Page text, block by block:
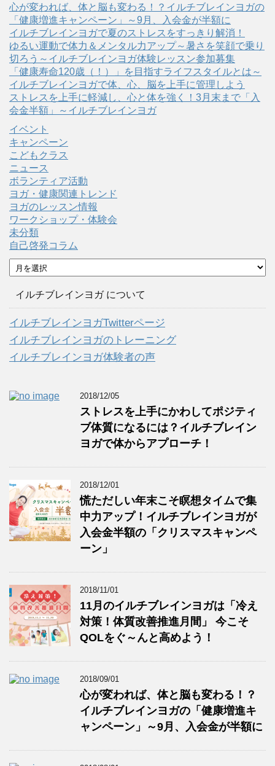
心が変われば、体と脳も変わる！？イルチブレインヨガの
「健康増進キャンペーン」～9月、入会金が半額に
イルチブレインヨガで夏のストレスをすっきり解消！
ゆるい運動で体力＆メンタル力アップ～暑さを笑顔で乗り
切ろう～イルチブレインヨガ体験レッスン参加募集
「健康寿命120歳（！）」を目指すライフスタイルとは～
イルチブレインヨガで体、心、脳を上手に管理しよう
ストレスを上手に軽減し、心と体を強く！3月末まで「入
会金半額」～イルチブレインヨガ
イベント
キャンペーン
こどもクラス
ニュース
ボランティア活動
ヨガ・健康関連トレンド
ヨガのレッスン情報
ワークショップ・体験会
未分類
自己啓発コラム
ア
ー
イルチブレインヨガ について
イルチブレインヨガTwitterページ
イルチブレインヨガのトレーニング
イルチブレインヨガ体験者の声
2018/12/05
ストレスを上手にかわしてポジティ
ブ体質になるには？イルチブレイン
ヨガで体からアプローチ！
2018/12/01
慌ただしい年末こそ瞑想タイムで集
中力アップ！イルチブレインヨガが
入会金半額の「クリスマスキャンペ
ーン」
2018/11/01
11月のイルチブレインヨガは「冷え
対策！体質改善推進月間」 今こそ
QOLをぐ～んと高めよう！
2018/09/01
心が変われば、体と脳も変わる！？
イルチブレインヨガの「健康増進キ
ャンペーン」～9月、入会金が半額に